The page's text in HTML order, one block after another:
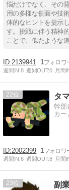
悩だけでなく、その
用の多様な側面や技
体的なヒントを提示
す。挑戦に伴う精神
ことで、似たような
2139941 1
週間IN:8 週間OUT:0 月間
22 タ
幹部
カー
2002399 1
週間IN:6 週間OUT:8 月間
23 副